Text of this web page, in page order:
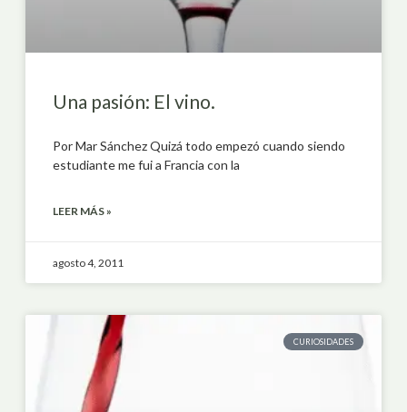
Una pasión: El vino.
Por Mar Sánchez Quizá todo empezó cuando siendo
estudiante me fui a Francia con la
LEER MÁS »
agosto 4, 2011
CURIOSIDADES